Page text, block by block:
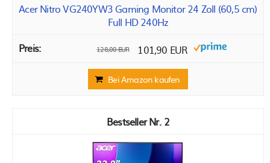
Acer Nitro VG240YW3 Gaming Monitor 24 Zoll (60,5 cm)
Full HD 240Hz
128,00 EUR 101,90 EUR
Bei Amazon kaufen
2